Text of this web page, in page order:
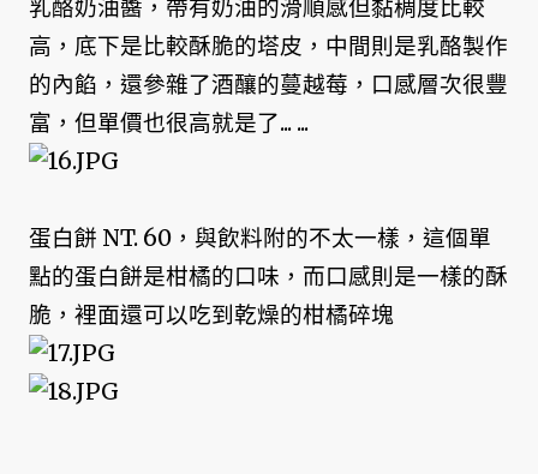
乳酪奶油醬，帶有奶油的滑順感但黏稠度比較
高，底下是比較酥脆的塔皮，中間則是乳酪製作
的內餡，還參雜了酒釀的蔓越莓，口感層次很豐
富，但單價也很高就是了... ...
蛋白餅 NT. 60，與飲料附的不太一樣，這個單
點的蛋白餅是柑橘的口味，而口感則是一樣的酥
脆，裡面還可以吃到乾燥的柑橘碎塊